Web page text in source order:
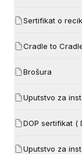
Sertifikat o
Cradle to
Brošura
Uputstvo za
DOP sertifikat (
Uputstvo za